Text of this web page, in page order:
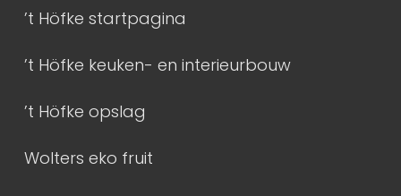
’t Höfke startpagina
’t Höfke keuken- en interieurbouw
’t Höfke opslag
Wolters eko fruit